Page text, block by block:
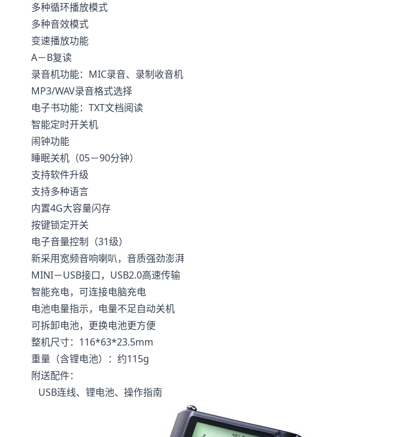
多种循环播放模式
多种音效模式
变速播放功能
A－B复读
录音机功能：MIC录音、录制收音机
MP3/WAV录音格式选择
电子书功能：TXT文档阅读
智能定时开关机
闹钟功能
睡眠关机（05－90分钟）
支持软件升级
支持多种语言
内置4G大容量闪存
按键锁定开关
电子音量控制（31级）
新采用宽频音响喇叭，音质强劲澎湃
MINI－USB接口，USB2.0高速传输
智能充电，可连接电脑充电
电池电量指示，电量不足自动关机
可拆卸电池，更换电池更方便
整机尺寸：116*63*23.5mm
重量（含锂电池）：约115g
附送配件：
USB连线、锂电池、操作指南